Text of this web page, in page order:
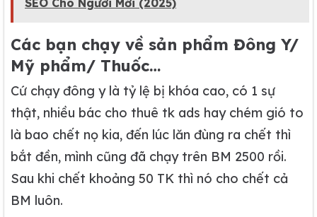
Các bạn chạy về sản phẩm Đông Y/
Mỹ phẩm/ Thuốc…
Cứ chạy đông y là tỷ lệ bị khóa cao, có 1 sự
thật, nhiều bác cho thuê tk ads hay chém gió to
là bao chết nọ kia, đến lúc lăn đùng ra chết thì
bắt đền, mình cũng đã chạy trên BM 2500 rồi.
Sau khi chết khoảng 50 TK thì nó cho chết cả
BM luôn.